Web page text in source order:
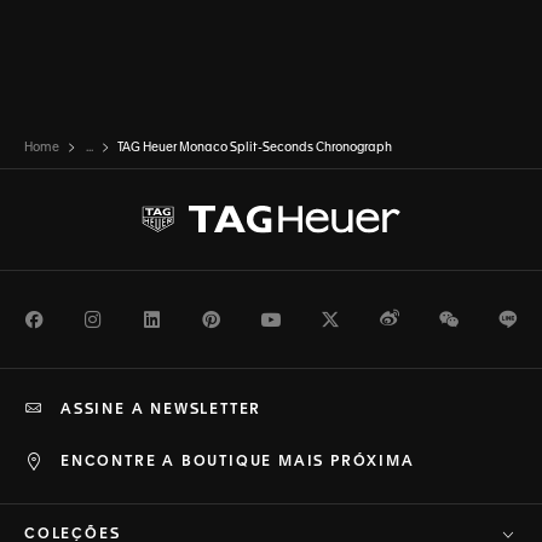
Home ... TAG Heuer Monaco Split-Seconds Chronograph
FacebookInstagramLinkedInPinterestYoutubeTwitterWeiboWeChat
ENCONTRE A BOUTIQUE MAIS PRÓXIMA
ASSINE A NEWSLETTER
COLEÇÕES